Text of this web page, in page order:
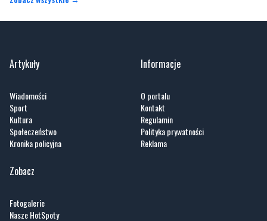
Artykuły
Wiadomości
Sport
Kultura
Społeczeństwo
Kronika policyjna
Informacje
O portalu
Kontakt
Regulamin
Polityka prywatności
Reklama
Zobacz
Fotogalerie
Nasze HotSpoty